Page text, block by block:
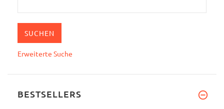
Erweiterte Suche
BESTSELLERS